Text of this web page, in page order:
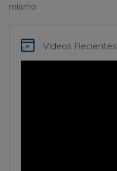
mismo.
Videos Recientes